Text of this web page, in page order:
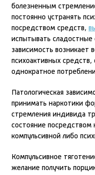
болезненным
постоянно устранять
посредством средств,
испытывать
зависимость возникает
психоактивных
однократное
Патологическая
принимать наркотики
стремления индивида
состояние посредством
компульсивной либо
Компульсивное
желание получить